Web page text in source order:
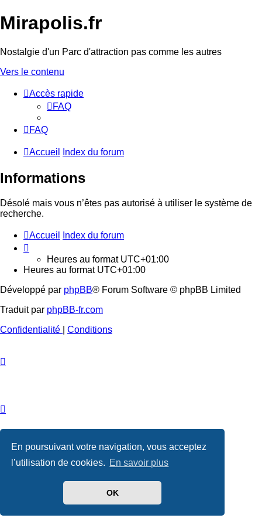
En poursuivant votre navigation, vous acceptez
l’utilisation de cookies. En savoir plus
OK
Mirapolis.fr
Nostalgie d'un Parc d'attraction pas comme les autres
Vers le contenu
Accès rapide
FAQ
FAQ
Accueil Index du forum
Informations
Désolé mais vous n’êtes pas autorisé à utiliser le système de
recherche.
Accueil Index du forum
Heures au format UTC+01:00
Heures au format UTC+01:00
Développé par phpBB® Forum Software © phpBB Limited
Traduit par phpBB-fr.com
Confidentialité
Conditions